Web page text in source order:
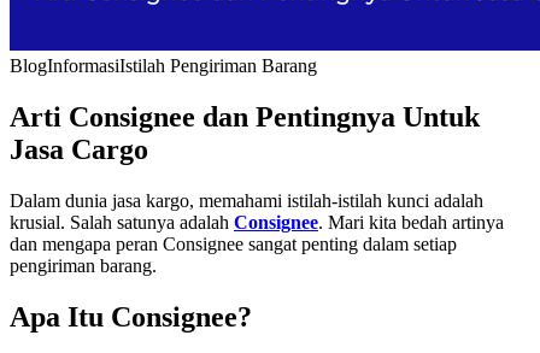
BlogInformasiIstilah Pengiriman Barang
Arti Consignee dan Pentingnya Untuk
Jasa Cargo
Dalam dunia jasa kargo, memahami istilah-istilah kunci adalah
krusial. Salah satunya adalah Consignee. Mari kita bedah artinya
dan mengapa peran Consignee sangat penting dalam setiap
pengiriman barang.
Apa Itu Consignee?